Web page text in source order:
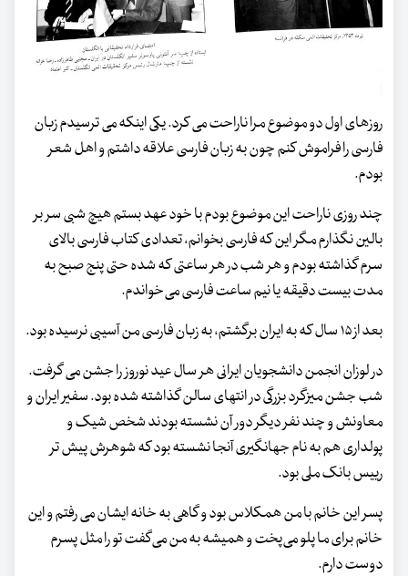
روزهای اول دو موضوع مرا ناراحت می کرد. یکی اینکه می ترسیدم زبان
فارسی را فراموش کنم چون به زبان فارسی علاقه داشتم و اهل شعر
بودم.
چند روزی ناراحت این موضوع بودم با خود عهد بستم هیچ شبی سر بر
بالین نگذارم مگر این که فارسی بخوانم، تعدادی کتاب فارسی بالای
سرم گذاشته بودم و هر شب در هر ساعتی که شده حتی پنج صبح به
مدت بیست دقیقه یا نیم ساعت فارسی می‌خواندم.
بعد از ۱۵ سال که به ایران برگشتم، به زبان فارسی من آسیبی نرسیده بود.
در لوزان انجمن دانشجویان ایرانی هر سال عید نوروز را جشن می گرفت.
شب جشن میزگرد بزرگی در انتهای سالن گذاشته شده بود. سفیر ایران و
معاونش و چند نفر دیگر دور آن نشسته بودند شخص شیک و
پولداری هم به نام جهانگیری آنجا نشسته بود که شوهرش پیش تر
رییس بانک ملی بود.
پسر این خانم با من همکلاس بود و گاهی به خانه ایشان می رفتم و این
خانم برای ما پلو می‌پخت و همیشه به من می‌گفت تو را مثل پسرم
دوست دارم.